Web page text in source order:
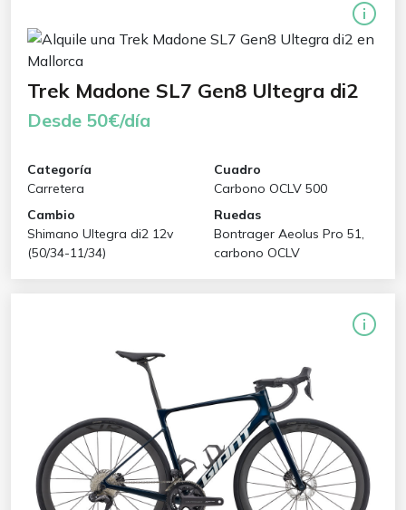
Trek Madone SL7 Gen8 Ultegra di2
Desde 50€/día
Categoría
Carretera
Cuadro
Carbono OCLV 500
Cambio
Shimano Ultegra di2 12v
(50/34-11/34)
Ruedas
Bontrager Aeolus Pro 51,
carbono OCLV